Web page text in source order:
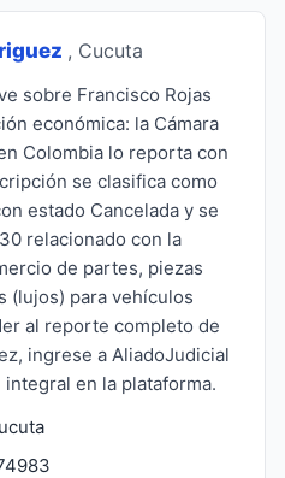
, Cucuta
sobre Francisco Rojas
económica: la Cámara
Colombia lo reporta con
se clasifica como
estado Cancelada y se
relacionado con la
de partes, piezas
(lujos) para vehículos
al reporte completo de
ingrese a AliadoJudicial
en la plataforma.